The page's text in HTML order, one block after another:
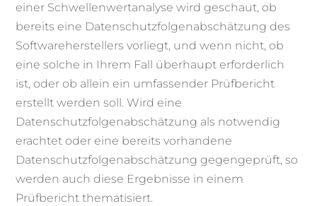
einer Schwellenwertanalyse wird geschaut, ob
bereits eine Datenschutzfolgenabschätzung des
Softwareherstellers vorliegt, und wenn nicht, ob
eine solche in Ihrem Fall überhaupt erforderlich
ist, oder ob allein ein umfassender Prüfbericht
erstellt werden soll. Wird eine
Datenschutzfolgenabschätzung als notwendig
erachtet oder eine bereits vorhandene
Datenschutzfolgenabschätzung gegengeprüft, so
werden auch diese Ergebnisse in einem
Prüfbericht thematisiert.